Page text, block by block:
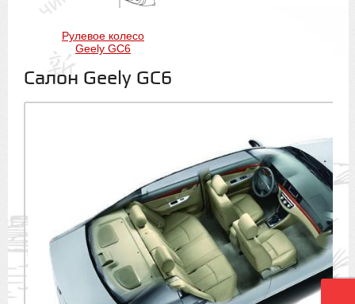
Рулевое колесо
Geely GC6
Салон Geely GC6